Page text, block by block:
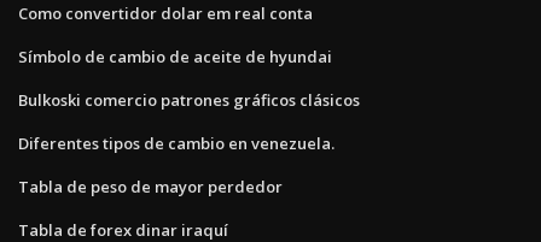
Como convertidor dolar em real conta
Símbolo de cambio de aceite de hyundai
Bulkoski comercio patrones gráficos clásicos
Diferentes tipos de cambio en venezuela.
Tabla de peso de mayor perdedor
Tabla de forex dinar iraquí